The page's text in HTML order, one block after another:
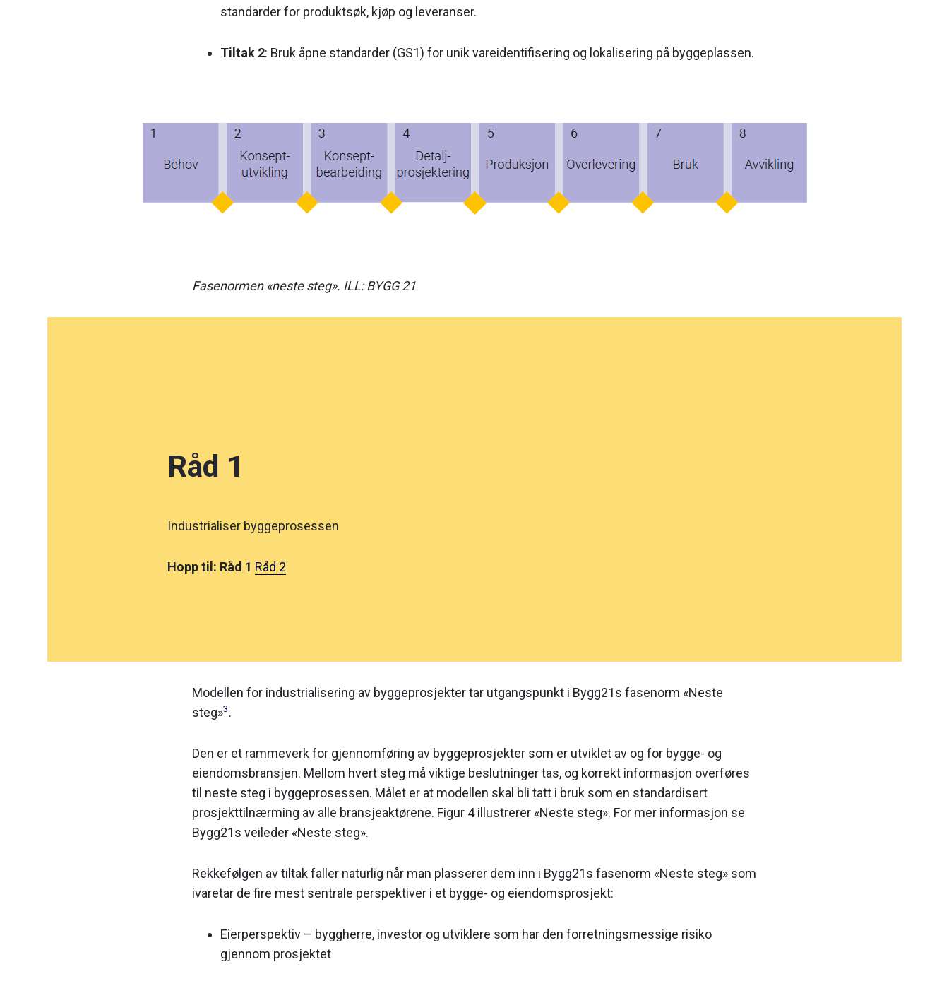
standarder for produktsøk, kjøp og leveranser.
Tiltak 2: Bruk åpne standarder (GS1) for unik vareidentifisering og lokalisering på byggeplassen.
Fasenormen «neste steg». ILL: BYGG 21
Råd 1
Industrialiser byggeprosessen
Hopp til: Råd 1 Råd 2
Modellen for industrialisering av byggeprosjekter tar utgangspunkt i Bygg21s fasenorm «Neste
steg»3.
Den er et rammeverk for gjennomføring av byggeprosjekter som er utviklet av og for bygge- og
eiendomsbransjen. Mellom hvert steg må viktige beslutninger tas, og korrekt informasjon overføres
til neste steg i byggeprosessen. Målet er at modellen skal bli tatt i bruk som en standardisert
prosjekttilnærming av alle bransje­aktørene. Figur 4 illustrerer «Neste steg». For mer informasjon se
Bygg21s veileder «Neste steg».
Rekkefølgen av tiltak faller naturlig når man plasserer dem inn i Bygg21s fasenorm «Neste steg» som
ivaretar de fire mest sentrale pers­pektiver i et bygge- og eiendomsprosjekt:
Eierperspektiv – byggherre, investor og utviklere som har den forretningsmessige risiko
gjennom prosjektet